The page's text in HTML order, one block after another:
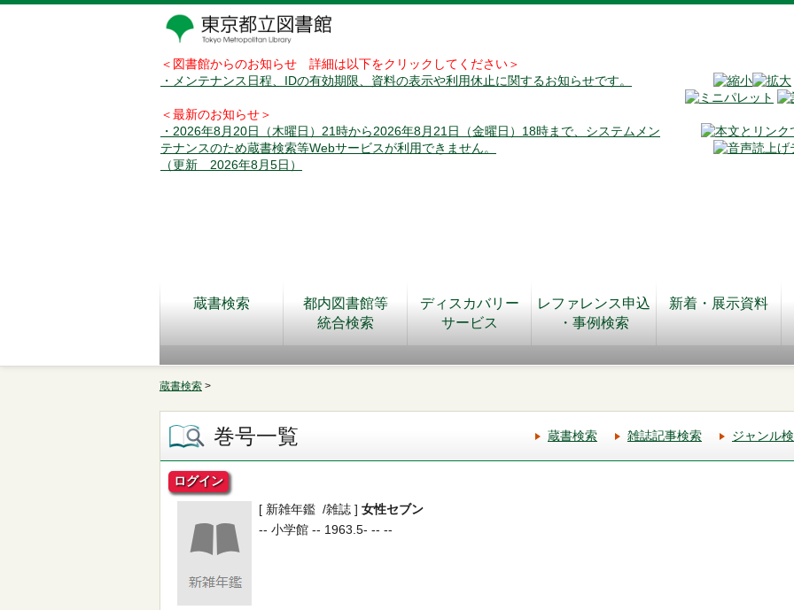
＜図書館からのお知らせ 詳細は以下をクリックしてください＞
・メンテナンス日程、IDの有効期限、資料の表示や利用休止に関するお知らせです。
＜最新のお知らせ＞
・2026年8月20日（木曜日）21時から2026年8月21日（金曜日）18時まで、システムメン
テナンスのため蔵書検索等Webサービスが利用できません。
（更新 2026年8月5日）
蔵書検索
都内図書館等
統合検索
ディスカバリー
サービス
レファレンス申込
・事例検索
新着・展示資料
蔵書検索 >
巻号一覧 蔵書検索 雑誌記事検索 ジャンル
ログイン
[ 新雑年鑑 /雑誌 ] 女性セブン
-- 小学館 -- 1963.5- -- --